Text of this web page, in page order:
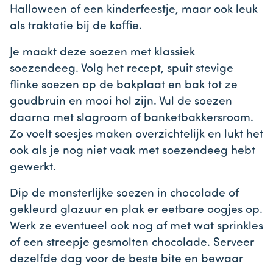
Halloween of een kinderfeestje, maar ook leuk
als traktatie bij de koffie.
Je maakt deze soezen met klassiek
soezendeeg. Volg het recept, spuit stevige
flinke soezen op de bakplaat en bak tot ze
goudbruin en mooi hol zijn. Vul de soezen
daarna met slagroom of banketbakkersroom.
Zo voelt soesjes maken overzichtelijk en lukt het
ook als je nog niet vaak met soezendeeg hebt
gewerkt.
Dip de monsterlijke soezen in chocolade of
gekleurd glazuur en plak er eetbare oogjes op.
Werk ze eventueel ook nog af met wat sprinkles
of een streepje gesmolten chocolade. Serveer
dezelfde dag voor de beste bite en bewaar